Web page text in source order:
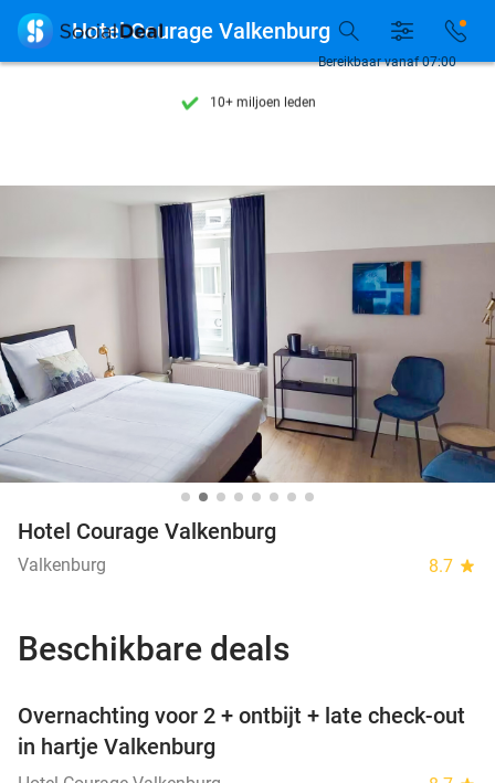
7 dagen per week beschikbaar
10+ miljoen leden
7 dagen per week beschikbaar
10+ miljoen leden
Bereikbaar vanaf 07:00
 Hotel Courage Valkenburg
Hotel Courage Valkenburg
Valkenburg 8.7 star
Beschikbare deals
Overnachting voor 2 + ontbijt + late check-out
in hartje Valkenburg